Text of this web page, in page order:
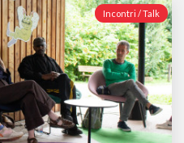
Incontri / Talk